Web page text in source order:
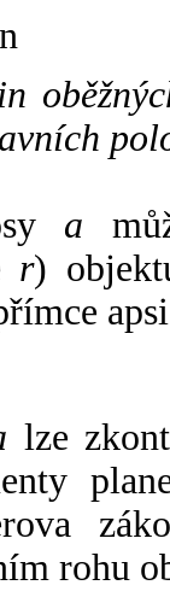
a
r)
lze
rohu